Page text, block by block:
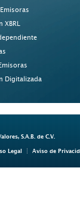
Digitalizada
S.A.B. de C.V.
Legal Aviso de